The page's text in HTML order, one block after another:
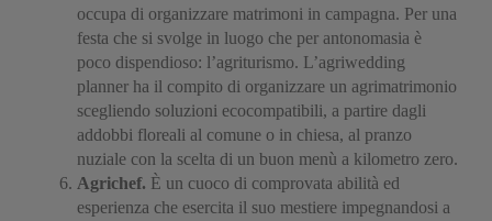
occupa di organizzare matrimoni in campagna. Per una
festa che si svolge in luogo che per antonomasia è
poco dispendioso: l’agriturismo. L’agriwedding
planner ha il compito di organizzare un agrimatrimonio
scegliendo soluzioni ecocompatibili, a partire dagli
addobbi floreali al comune o in chiesa, al pranzo
nuziale con la scelta di un buon menù a kilometro zero.
Agrichef. È un cuoco di comprovata abilità ed
esperienza che esercita il suo mestiere impegnandosi a